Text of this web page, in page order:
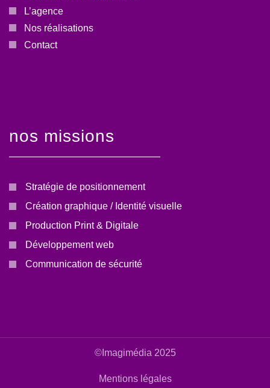
L’agence
Nos réalisations
Contact
nos missions
Stratégie de positionnement
Création graphique / Identité visuelle
Production Print & Digitale
Développement web
Communication de sécurité
©Imagimédia 2025
Mentions légales